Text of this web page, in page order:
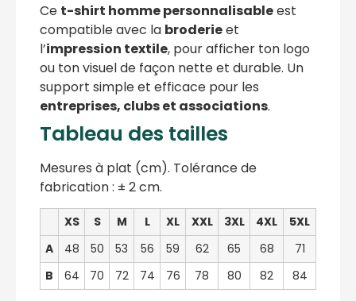
Ce t-shirt homme personnalisableest
compatible avec la broderieet
l’impression textile, pour afficher ton logo
ou ton visuel de façon nette et durable. Un
support simple et efficace pour les
entreprises, clubs et associations.
Tableau des tailles
Mesures à plat (cm). Tolérance de
fabrication : ± 2 cm.
XS S M L XL XXL 3XL 4XL
5XL
A
48 50 53 56 59 62 65 68
71
B
64 70 72 74 76 78 80 82 84